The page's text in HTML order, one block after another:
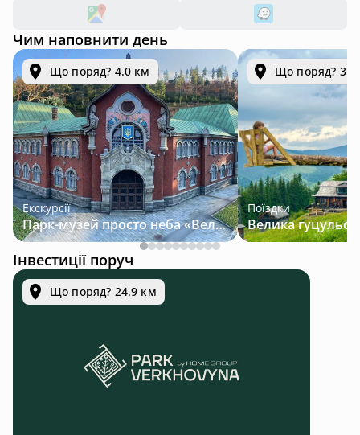
Чим наповнити день
Що поряд? 4.0 км
Екскурсії
Парк-музей просто неба «Велична Україна»
Що поряд?
Поїздки
Інвестиції поруч
Що поряд? 24.9 км